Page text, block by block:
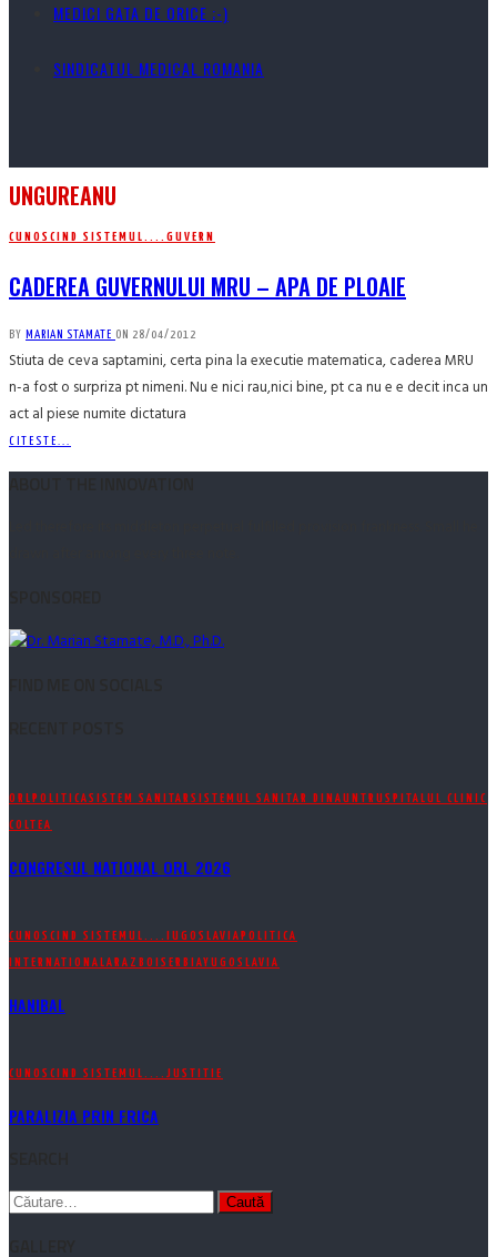
MEDICI GATA DE ORICE ;-)
SINDICATUL MEDICAL ROMANIA
UNGUREANU
CUNOSCIND SISTEMUL.... GUVERN
CADEREA GUVERNULUI MRU – APA DE PLOAIE
BY MARIAN STAMATE ON 28/04/2012
Stiuta de ceva saptamini, certa pina la executie matematica, caderea MRU
n-a fost o surpriza pt nimeni. Nu e nici rau,nici bine, pt ca nu e e decit inca un
act al piese numite dictatura
CITESTE...
ORLPOLITICASISTEM SANITAR SISTEMUL SANITAR DINAUNTRU SPITALUL CLINIC
COLTEA
CONGRESUL NATIONAL ORL 2026
CUNOSCIND SISTEMUL.... IUGOSLAVIAPOLITICA
INTERNATIONALARAZBOI SERBIAYUGOSLAVIA
HANIBAL
CUNOSCIND SISTEMUL.... JUSTITIE
PARALIZIA PRIN FRICA
Caută